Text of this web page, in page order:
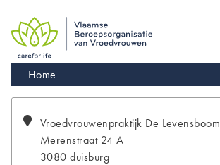
main
navigation
Kruimelpad
Home
Vroedvrouwenpraktijk De Levensboom
Merenstraat 24 A
3080 duisburg